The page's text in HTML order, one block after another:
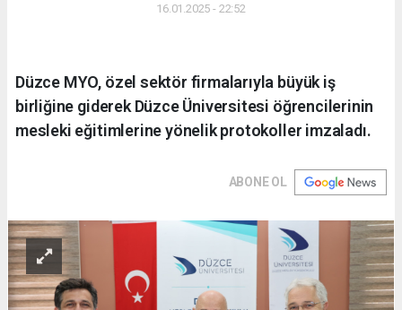
16.01.2025 - 22:52
Düzce MYO, özel sektör firmalarıyla büyük iş
birliğine giderek Düzce Üniversitesi öğrencilerinin
mesleki eğitimlerine yönelik protokoller imzaladı.
ABONE OL